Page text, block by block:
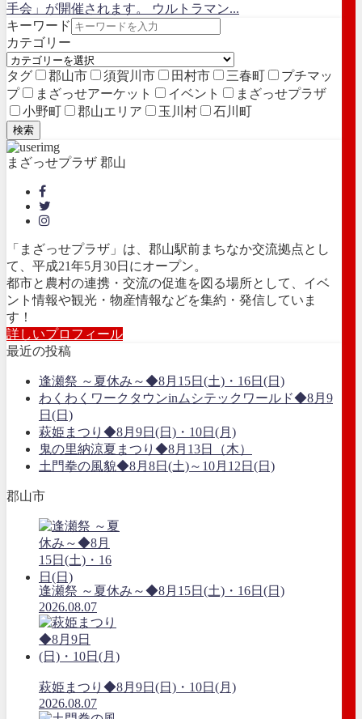
手会」が開催されます。 ウルトラマン...
キーワード
カテゴリー
タグ 郡山市 須賀川市 田村市 三春町
プチマッ
プ
まざっせアーケット イベント
まざっせプラザ
小野町
郡山エリア 玉川村 石川町
検索
まざっせプラザ 郡山
「まざっせプラザ」は、郡山駅前まちなか交流拠点とし
て、平成21年5月30日にオープン。
都市と農村の連携・交流の促進を図る場所として、イベ
ント情報や観光・物産情報などを集約・発信していま
す！
詳しいプロフィール
最近の投稿
逢瀬祭 ～夏休み～◆8月15日(土)・16日(日)
わくわくワークタウンinムシテックワールド◆8月9
日(日)
萩姫まつり◆8月9日(日)・10日(月)
鬼の里納涼夏まつり◆8月13日（木）
土門拳の風貌◆8月8日(土)～10月12日(日)
郡山市
逢瀬祭 ～夏休み～◆8月15日(土)・16日(日)
2026.08.07
萩姫まつり◆8月9日(日)・10日(月)
2026.08.07